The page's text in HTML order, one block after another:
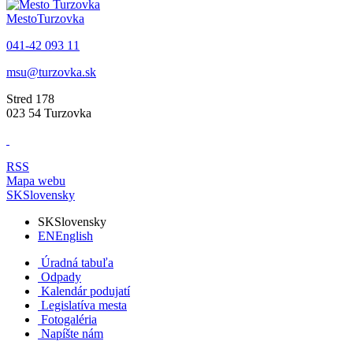
MestoTurzovka
041-42 093 11
msu@turzovka.sk
Stred 178
023 54 Turzovka
RSS
Mapa webu
SKSlovensky
SKSlovensky
ENEnglish
Úradná tabuľa
Odpady
Kalendár podujatí
Legislatíva mesta
Fotogaléria
Napíšte nám